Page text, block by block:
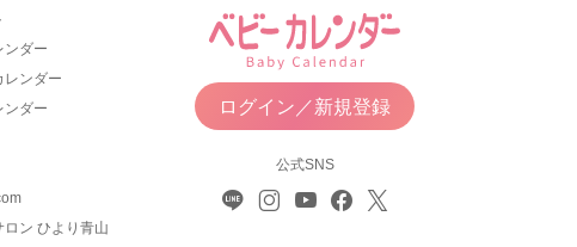
ンダー
レンダー
ンダー
ロン ひより青山
ログイン／新規登録
公式SNS